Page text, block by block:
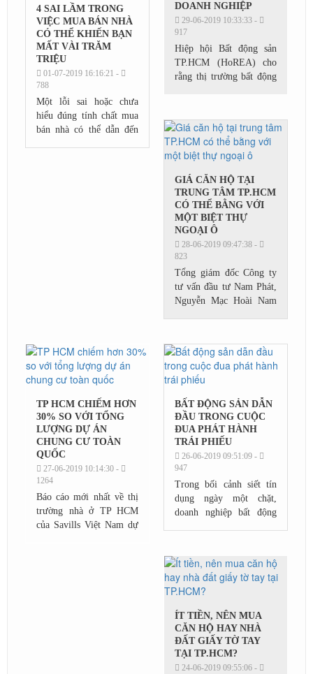
4 SAI LẦM TRONG
VIỆC MUA BÁN NHÀ
CÓ THỂ KHIẾN BẠN
MẤT VÀI TRĂM
TRIỆU
01-07-2019 16:16:21 -
788
Một lỗi sai hoặc chưa
hiểu đúng tính chất mua
bán nhà có thể dẫn đến
DOANH NGHIỆP
29-06-2019 10:33:33 -
917
Hiệp hội Bất động sản
TP.HCM (HoREA) cho
rằng thị trường bất động
tiềm ẩn nhiều rủi ro, cần
có biện...
GIÁ CĂN HỘ TẠI
TRUNG TÂM TP.HCM
CÓ THỂ BẰNG VỚI
MỘT BIỆT THỰ
NGOẠI Ô
28-06-2019 09:47:38 -
823
Tổng giám đốc Công ty
tư vấn đầu tư Nam Phát,
Nguyễn Mạc Hoài Nam
Gòn vượt ra khỏi mọi dự
báo thông thường....
TP HCM CHIẾM HƠN
30% SO VỚI TỔNG
LƯỢNG DỰ ÁN
CHUNG CƯ TOÀN
QUỐC
27-06-2019 10:14:30 -
1264
Báo cáo mới nhất về thị
trường nhà ở TP HCM
của Savills Việt Nam dự
BẤT ĐỘNG SẢN DẪN
ĐẦU TRONG CUỘC
ĐUA PHÁT HÀNH
TRÁI PHIẾU
26-06-2019 09:51:09 -
947
Trong bối cảnh siết tín
dụng ngày một chặt,
doanh nghiệp bất động
nhất từ các công...
ÍT TIỀN, NÊN MUA
CĂN HỘ HAY NHÀ
ĐẤT GIẤY TỜ TAY
TẠI TP.HCM?
24-06-2019 09:55:06 -